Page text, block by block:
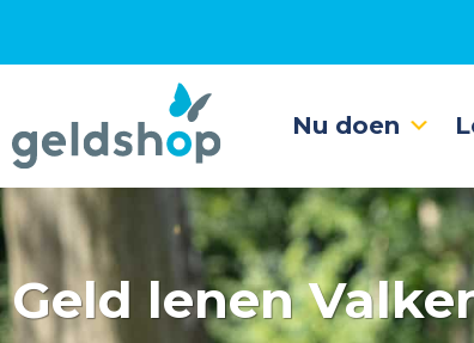
Nu doen
Geld lenen